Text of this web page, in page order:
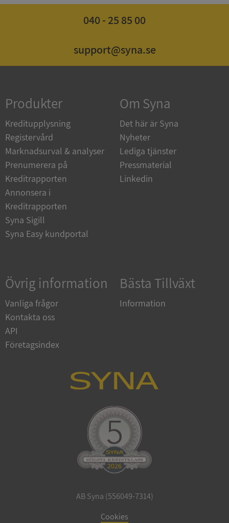
040 - 25 85 00
support@syna.se
Produkter
Kreditupplysning
Registervård
Marknadsurval & analyser
Prenumerera på
Kreditrapporten
Annonsera i
Kreditrapporten
Syna Sigill
Syna Easy kundportal
Om Syna
Det här är Syna
Nyheter
Lediga tjänster
Pressmaterial
Linkedin
Övrig information
Vanliga frågor
Kontakta oss
API
Företagsindex
Bästa Tillväxt
Information
AB Syna (556049-7314)
Cookies
kärnwebbplatsfunktioner som användarinloggning
och kontohantering. Webbplatsen kan inte
användas ordentligt utan strikt nödvändiga cookies.
Namn
Leverantör
Domän
VISITOR_PRIVACY_METADATA
ASP.NET_SessionId
Microsoft
Corporation
de.syna.se
Google